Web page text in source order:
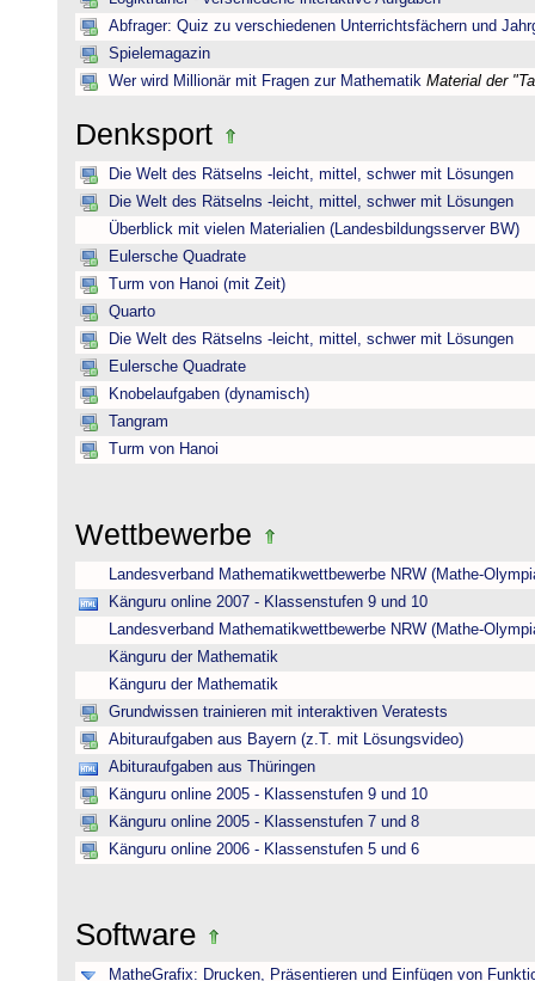
Abfrager: Quiz zu verschiedenen Unterrichtsfächern und
Spielemagazin
Wer wird Millionär mit Fragen zur Mathematik Material der
Denksport
Die Welt des Rätselns -leicht, mittel, schwer mit Lösungen
Die Welt des Rätselns -leicht, mittel, schwer mit Lösungen
Überblick mit vielen Materialien (Landesbildungsserver BW)
Eulersche Quadrate
Turm von Hanoi (mit Zeit)
Quarto
Die Welt des Rätselns -leicht, mittel, schwer mit Lösungen
Eulersche Quadrate
Knobelaufgaben (dynamisch)
Tangram
Turm von Hanoi
Wettbewerbe
Landesverband Mathematikwettbewerbe NRW (Mathe-
Känguru online 2007 - Klassenstufen 9 und 10
Landesverband Mathematikwettbewerbe NRW (Mathe-
Känguru der Mathematik
Känguru der Mathematik
Grundwissen trainieren mit interaktiven Veratests
Abituraufgaben aus Bayern (z.T. mit Lösungsvideo)
Abituraufgaben aus Thüringen
Känguru online 2005 - Klassenstufen 9 und 10
Känguru online 2005 - Klassenstufen 7 und 8
Känguru online 2006 - Klassenstufen 5 und 6
Software
MatheGrafix: Drucken, Präsentieren und Einfügen von